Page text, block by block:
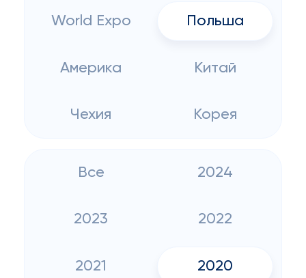
World Expo Польша
Америка Китай
Чехия Корея
Все 2024
2023 2022
2021 2020